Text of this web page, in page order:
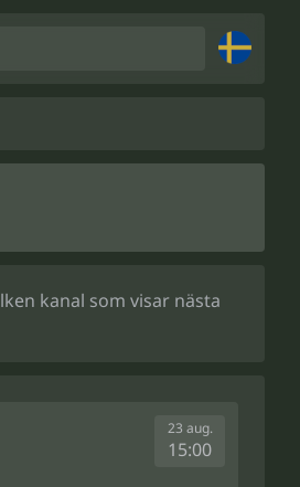
Sök
kanal som visar nästa
23 aug.
15:00